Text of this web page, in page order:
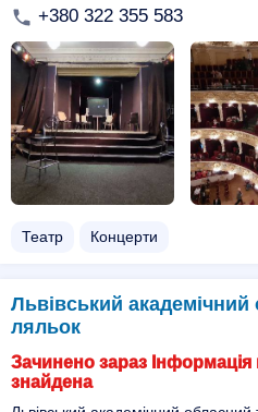
+380 322 355 583
Театр Концерти
Львівський
ляльок
Зачинено зараз
знайдена